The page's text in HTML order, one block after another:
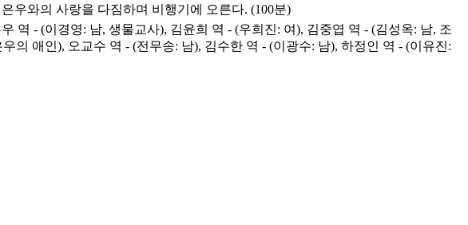
우와의 사랑을 다짐하며 비행기에 오른다. (100분)
역 - (이경영: 남, 생물교사), 김윤희 역 - (우희진: 여), 김중엽 역 - (김성옥: 남, 조
의 애인), 오교수 역 - (전무송: 남), 김수한 역 - (이광수: 남), 하정인 역 - (이유진: